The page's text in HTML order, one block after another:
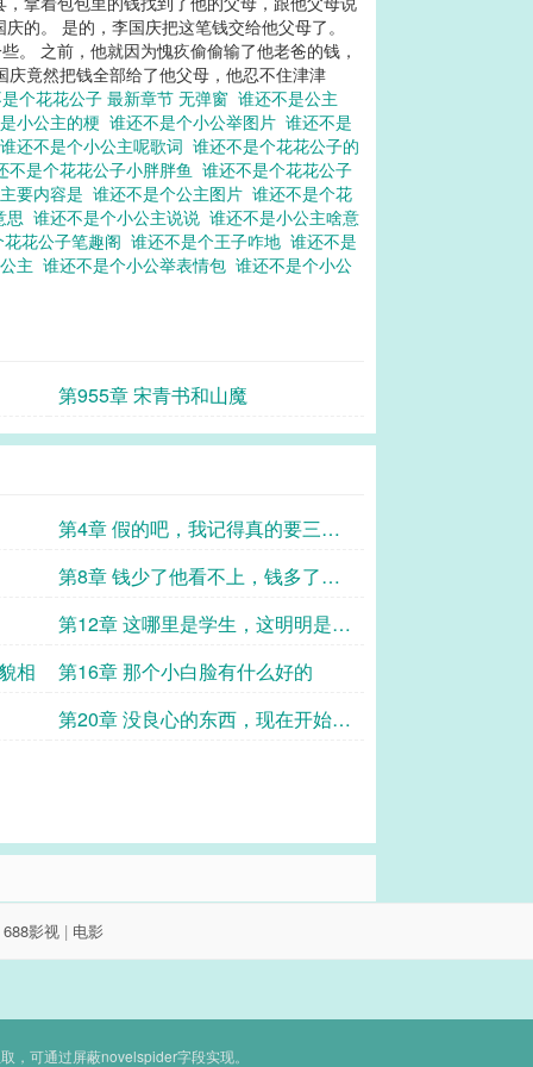
的。 是的，李国庆把这笔钱交给他父母了。
。 之前，他就因为愧疚偷偷输了他老爸的钱，
竟然把钱全部给了他父母，他忍不住津津
个花花公子 最新章节 无弹窗 谁还不是公主
小公主的梗 谁还不是个小公举图片 谁还不是
谁还不是个小公主呢歌词 谁还不是个花花公子的
不是个花花公子小胖胖鱼 谁还不是个花花公子
要内容是 谁还不是个公主图片 谁还不是个花
思 谁还不是个小公主说说 谁还不是小公主啥意
花公子笔趣阁 谁还不是个王子咋地 谁还不是
主 谁还不是个小公举表情包 谁还不是个小公
第955章 宋青书和山魔
第4章 假的吧，我记得真的要三十
几万
第8章 钱少了他看不上，钱多了他
赚不到
第12章 这哪里是学生，这明明是出
生
相
第16章 那个小白脸有什么好的
第20章 没良心的东西，现在开始烦
688影视 | 电影
，可通过屏蔽novelspider字段实现。